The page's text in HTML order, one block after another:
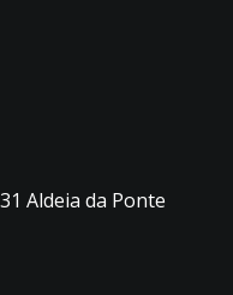
Aldeia da Ponte